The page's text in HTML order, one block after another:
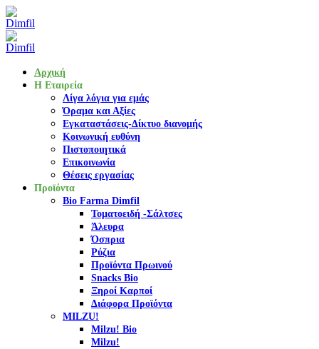
Αρχική
Η Εταιρεία
Λίγα λόγια για εμάς
Όραμα και Αξίες
Εγκαταστάσεις-Δίκτυο διανομής
Κοινωνική ευθύνη
Πιστοποιητικά
Επικοινωνία
Θέσεις εργασίας
Προϊόντα
Bio Farma Dimfil
Τοματοειδή -Σάλτσες
Άλευρα
Όσπρια
Ρύζια
Προϊόντα Πρωινού
Snacks Bio
Ξηροί Καρποί
Διάφορα Προϊόντα
MILZU!
Milzu! Bio
Milzu!